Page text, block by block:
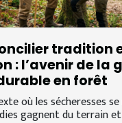
tradition
: l’avenir de la
en forêt
où les sécheresses
gagnent du terrain et